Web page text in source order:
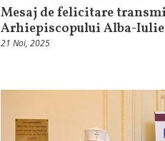
Mesaj de felicitare
Arhiepiscopului Alba-
21 Noi, 2025